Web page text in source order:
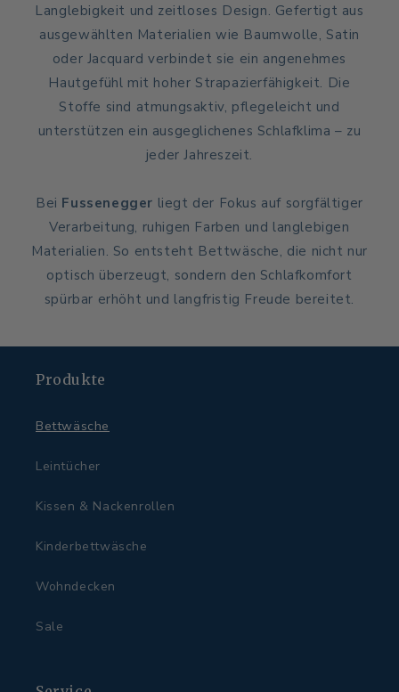
Langlebigkeit und zeitloses Design. Gefertigt aus
ausgewählten Materialien wie Baumwolle, Satin
oder Jacquard verbindet sie ein angenehmes
Hautgefühl mit hoher Strapazierfähigkeit. Die
Stoffe sind atmungsaktiv, pflegeleicht und
unterstützen ein ausgeglichenes Schlafklima – zu
jeder Jahreszeit.
Bei Fussenegger liegt der Fokus auf sorgfältiger
Verarbeitung, ruhigen Farben und langlebigen
Materialien. So entsteht Bettwäsche, die nicht nur
optisch überzeugt, sondern den Schlafkomfort
spürbar erhöht und langfristig Freude bereitet.
Produkte
Bettwäsche
Leintücher
Kissen & Nackenrollen
Kinderbettwäsche
Wohndecken
Sale